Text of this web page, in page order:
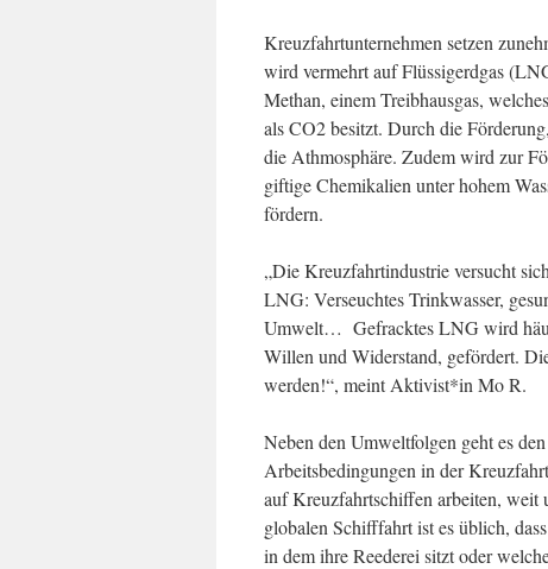
Kreuzfahrtunternehmen setzen
wird vermehrt auf Flüssigerdgas
Methan, einem Treibhausgas,
als CO2 besitzt. Durch die
die Athmosphäre. Zudem wird zur
giftige Chemikalien unter hohem
fördern.
„Die Kreuzfahrtindustrie versucht
LNG: Verseuchtes Trinkwasser,
Umwelt… Gefracktes LNG wird
Willen und Widerstand, gefördert.
werden!“, meint Aktivist*in Mo R.
Neben den Umweltfolgen geht es
Arbeitsbedingungen in der
auf Kreuzfahrtschiffen arbeiten, weit
globalen Schifffahrt ist es üblich,
in dem ihre Reederei sitzt oder